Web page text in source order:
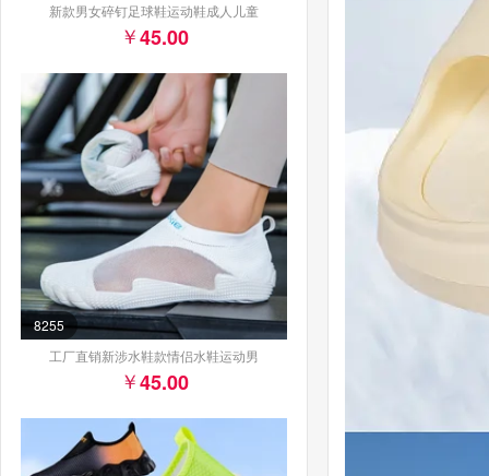
新款男女碎钉足球鞋运动鞋成人儿童
45.00
8255
工厂直销新涉水鞋款情侣水鞋运动男
45.00